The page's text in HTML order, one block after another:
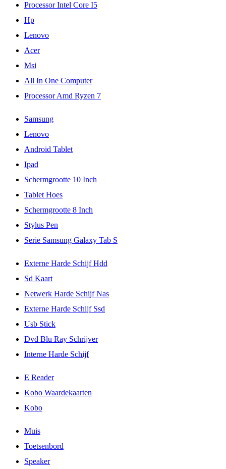
Processor Intel Core I5
Hp
Lenovo
Acer
Msi
All In One Computer
Processor Amd Ryzen 7
Samsung
Lenovo
Android Tablet
Ipad
Schermgrootte 10 Inch
Tablet Hoes
Schermgrootte 8 Inch
Stylus Pen
Serie Samsung Galaxy Tab S
Externe Harde Schijf Hdd
Sd Kaart
Netwerk Harde Schijf Nas
Externe Harde Schijf Ssd
Usb Stick
Dvd Blu Ray Schrijver
Interne Harde Schijf
E Reader
Kobo Waardekaarten
Kobo
Muis
Toetsenbord
Speaker